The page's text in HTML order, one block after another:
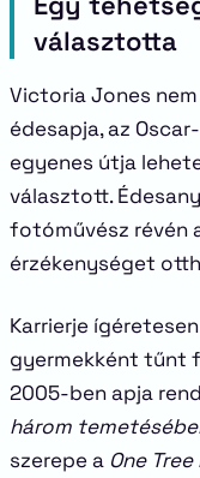
választotta
Victoria Jones
édesapja, az
egyenes útja
választott.
fotóművész révén
érzékenységet
Karrierje
gyermekként tűnt
2005-ben apja
három
szerepe a One Tree